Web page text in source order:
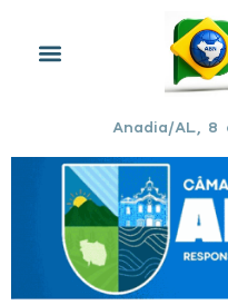
Anadia/AL,